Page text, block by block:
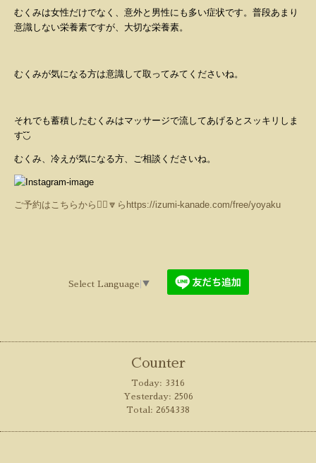
むくみは女性だけでなく、意外と男性にも多い症状です。普段あまり
意識しない栄養素ですが、大切な栄養素。
むくみが気になる方は意識して取ってみてくださいね。
それでも蓄積したむくみはマッサージで流してあげるとスッキリしま
す◟̆◞̆
むくみ、冷えが気になる方、ご相談くださいね。
ご予約はこちらから💁‍♀️🔽ら https://izumi-kanade.com/free/yoyaku
Select Language ▼
Counter
Today: 3316
Yesterday: 2506
Total: 2654338